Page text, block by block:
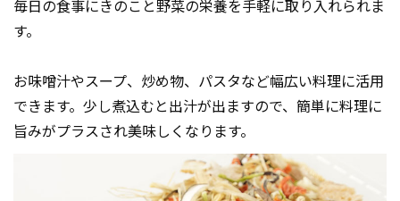
毎日の食事にきのこと野菜の栄養を手軽に取り入れられま
す。
お味噌汁やスープ、炒め物、パスタなど幅広い料理に活用
できます。少し煮込むと出汁が出ますので、簡単に料理に
旨みがプラスされ美味しくなります。